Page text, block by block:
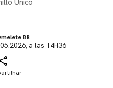
Único
BR
a las 14H36